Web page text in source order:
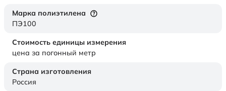
Марка полиэтилена
ПЭ100
Стоимость единицы измерения
цена за погонный метр
Страна изготовления
Россия